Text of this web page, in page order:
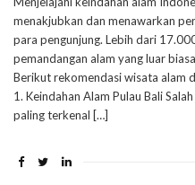
menakjubkan dan menawarkan
para pengunjung. Lebih dari
pemandangan alam yang luar
Berikut rekomendasi wisata alam
1. Keindahan Alam Pulau Bali
paling terkenal […]